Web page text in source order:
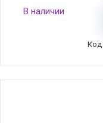
В наличии
Код